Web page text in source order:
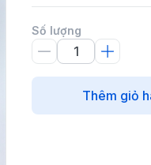
Số lượng
Thêm giỏ